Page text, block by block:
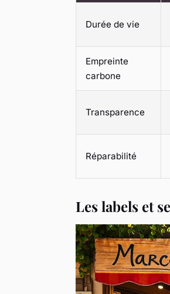
Durée de vie
Empreinte
carbone
Transparence
Réparabilité
Les labels et